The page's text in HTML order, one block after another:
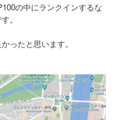
の中にランクインするな
。
ったと思います。